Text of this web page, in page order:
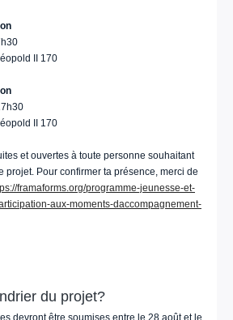
II 170
II 170
et ouvertes à toute personne souhaitant
projet. Pour confirmer ta présence, merci de
framaforms.org/programme-jeunesse-et-
aux-moments-daccompagnement-
du projet?
devront être soumises entre le 28 août et le